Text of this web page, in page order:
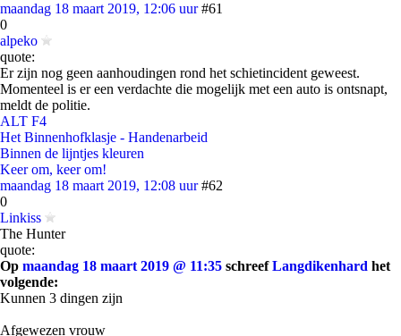
maandag 18 maart 2019, 12:06 uur #61
0
alpeko
quote:
Er zijn nog geen aanhoudingen rond het schietincident geweest.
Momenteel is er een verdachte die mogelijk met een auto is ontsnapt,
meldt de politie.
ALT F4
Het Binnenhofklasje - Handenarbeid
Binnen de lijntjes kleuren
Keer om, keer om!
maandag 18 maart 2019, 12:08 uur #62
0
Linkiss
The Hunter
quote:
Op maandag 18 maart 2019 @ 11:35 schreefLangdikenhard het
volgende:
Kunnen 3 dingen zijn
Afgewezen vrouw